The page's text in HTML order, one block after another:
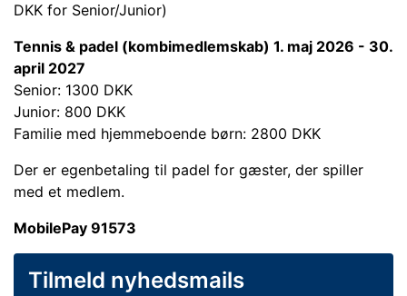
DKK for Senior/Junior)
Tennis & padel (kombimedlemskab) 1. maj 2026 - 30.
april 2027
Senior: 1300 DKK
Junior: 800 DKK
Familie med hjemmeboende børn: 2800 DKK
Der er egenbetaling til padel for gæster, der spiller
med et medlem.
MobilePay 91573
Tilmeld nyhedsmails